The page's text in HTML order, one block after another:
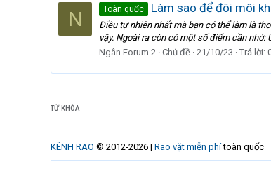
N Toàn quốc Làm sao để đôi môi
Điều tự nhiên nhất mà bạn có thể làm là
vậy. Ngoài ra còn có một số điểm cần
Ngân Forum 2
Chủ đề 21/10/23 Trả lời:
TỪ KHÓA
KÊNH RAO © 2012-2026 | Rao vặt miễn phítoàn quốc